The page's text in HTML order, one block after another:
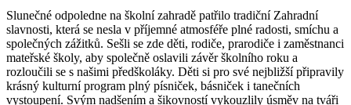
Slunečné odpoledne na školní zahradě patřilo tradiční Zahradní
slavnosti, která se nesla v příjemné atmosféře plné radosti, smíchu a
společných zážitků. Sešli se zde děti, rodiče, prarodiče i zaměstnanci
mateřské školy, aby společně oslavili závěr školního roku a
rozloučili se s našimi předškoláky. Děti si pro své nejbližší připravily
krásný kulturní program plný písniček, básniček i tanečních
vystoupení. Svým nadšením a šikovností vykouzlily úsměv na tváři